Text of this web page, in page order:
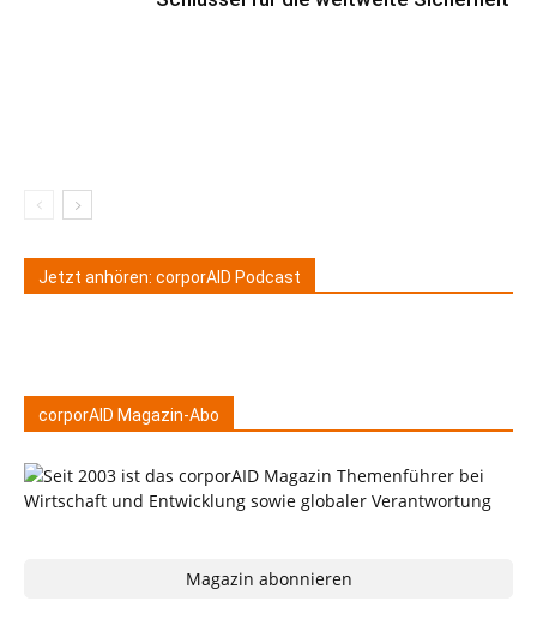
Jetzt anhören: corporAID Podcast
corporAID Magazin-Abo
Magazin abonnieren